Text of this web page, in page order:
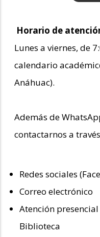
Horario de
Lunes a viernes, de
calendario
Anáhuac).
Además de
contactarnos a
Redes sociales
Correo electrónico
Atención
Biblioteca